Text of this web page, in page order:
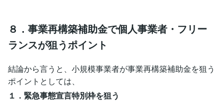
８．事業再構築補助金で個人事業者・フリー
ランスが狙うポイント
結論から言うと、小規模事業者が事業再構築補助金を狙う
ポイントとしては、
１．緊急事態宣言特別枠を狙う